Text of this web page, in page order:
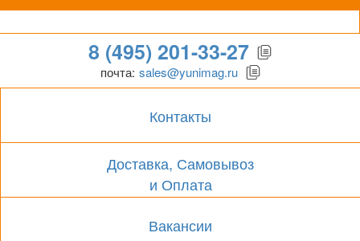
Гипермаркет для бизнеса
8 (495) 201-33-27
почта: sales@yunimag.ru
Контакты
Доставка, Самовывоз
и Оплата
Вакансии